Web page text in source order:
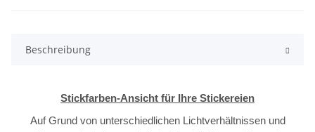
Beschreibung
Stickfarben-Ansicht für Ihre Stickereien
Auf Grund von unterschiedlichen Lichtverhältnissen und